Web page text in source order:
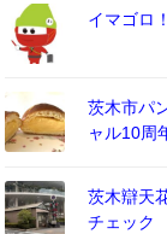
イマゴロ
茨木市パ
ャル10周
茨木辯天
チェック